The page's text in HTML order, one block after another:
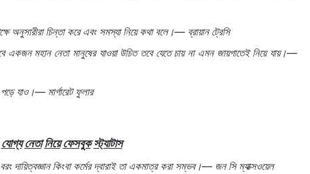
অনুসারীরা চিন্তা করে এবং সমস্যা নিয়ে কথা বলে।— ব্রায়ান ট্রেসি
একজন মহান নেতা মানুষের যাওয়া উচিত তবে যেতে চায় না এমন জায়গাতেই নিয়ে যায়।—
পড়ে যাও।— মার্গারেট ফুলার
যোগ্যনেতানিয়েফেসবুক স্ট্যাটাস
বরং দায়িত্বজ্ঞান কিংবা কর্মের দ্বারাই তা একমাত্র করা সম্ভব।— জন সি ম্যাক্সওয়েল